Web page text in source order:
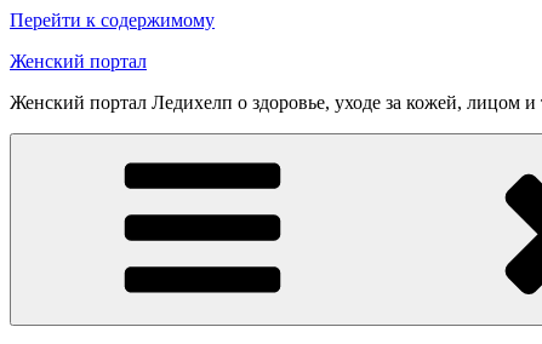
Перейти к содержимому
Женский портал
Женский портал Ледихелп о здоровье, уходе за кожей, лицом и